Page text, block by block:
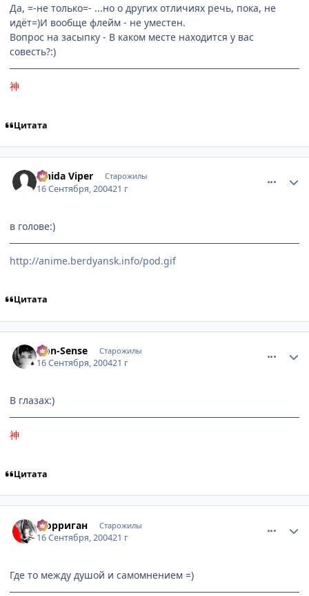
Да, =-не только=- ...но о других отличиях речь, пока, не
идёт=)И вообще флейм - не уместен.
Вопрос на засыпку - В каком месте находится у вас
совесть?:)
神
Цитата
Ishida Viper Старожилы
16 Сентября, 200421 г
в голове:)
http://anime.berdyansk.info/pod.gif
Цитата
Non-Sense Старожилы
16 Сентября, 200421 г
В глазах:)
神
Цитата
Морриган Старожилы
16 Сентября, 200421 г
Где то между душой и самомнением =)